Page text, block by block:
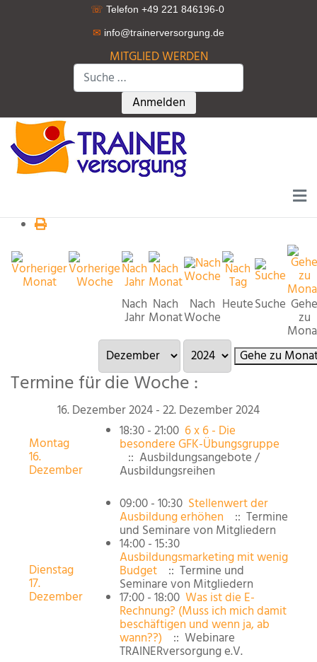
☏ Telefon +49 221 846196-0
✉ info@trainerversorgung.de
MITGLIED WERDEN
Suchen
Type 2 or more characters for
Anmelden
Nach
Jahr
Nach
Monat
Nach
Woche
HeuteSuche Gehe
zu
Gehe zu
Termine für die Woche :
16. Dezember 2024 - 22. Dezember 2024
Montag
16.
Dezember
18:30 - 21:00 6 x 6 - Die
besondere GFK-Übungsgruppe
:: Ausbildungsangebote /
Ausbildungsreihen
Dienstag
17.
Dezember
09:00 - 10:30 Stellenwert der
Ausbildung erhöhen :: Termine
und Seminare von Mitgliedern
14:00 - 15:30
Ausbildungsmarketing mit wenig
Budget :: Termine und
Seminare von Mitgliedern
17:00 - 18:00 Was ist die E-
Rechnung? (Muss ich mich damit
beschäftigen und wenn ja, ab
wann??) :: Webinare
TRAINERversorgung e.V.